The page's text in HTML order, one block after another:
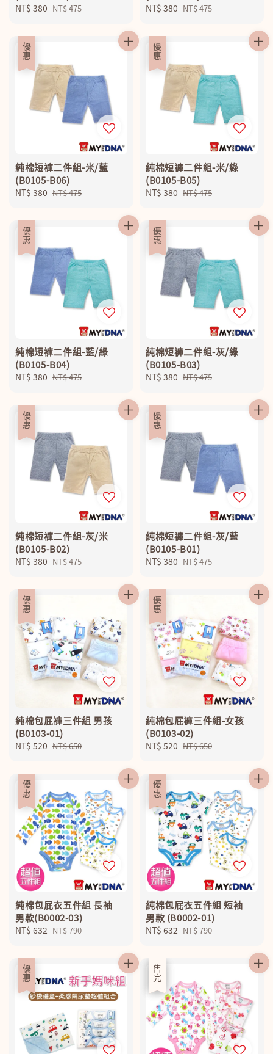
Sale
NT$ 380 Regular
NT$ 475
Sale
NT$ 380 Regular
NT$ 475
優惠
純棉短褲二件組-米/藍
(B0105-B06)
Sale
NT$ 380 Regular
NT$ 475
優惠
純棉短褲二件組-米/綠
(B0105-B05)
Sale
NT$ 380 Regular
NT$ 475
優惠
純棉短褲二件組-藍/綠
(B0105-B04)
Sale
NT$ 380 Regular
NT$ 475
優惠
純棉短褲二件組-灰/綠
(B0105-B03)
Sale
NT$ 380 Regular
NT$ 475
優惠
純棉短褲二件組-灰/米
(B0105-B02)
Sale
NT$ 380 Regular
NT$ 475
優惠
純棉短褲二件組-灰/藍
(B0105-B01)
Sale
NT$ 380 Regular
NT$ 475
優惠
純棉包屁褲三件組 男孩
(B0103-01)
Sale
NT$ 520 Regular
NT$ 650
優惠
純棉包屁褲三件組-女孩
(B0103-02)
Sale
NT$ 520 Regular
NT$ 650
優惠
純棉包屁衣五件組 長袖
男款(B0002-03)
Sale
NT$ 632 Regular
NT$ 790
優惠
純棉包屁衣五件組 短袖
男款 (B0002-01)
Sale
NT$ 632 Regular
NT$ 790
優惠 優惠
售完